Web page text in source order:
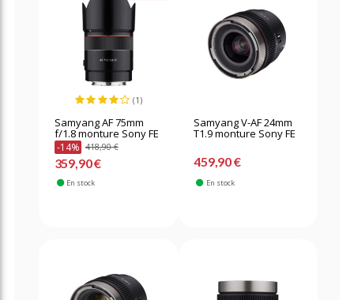
(1)
Samyang AF 75mm
f/1.8 monture Sony FE
-14% 418,90 €
359,90 €
En stock
Samyang V-AF 24mm
T1.9 monture Sony FE
459,90 €
En stock